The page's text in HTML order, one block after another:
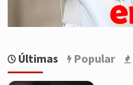
Últimas Popular